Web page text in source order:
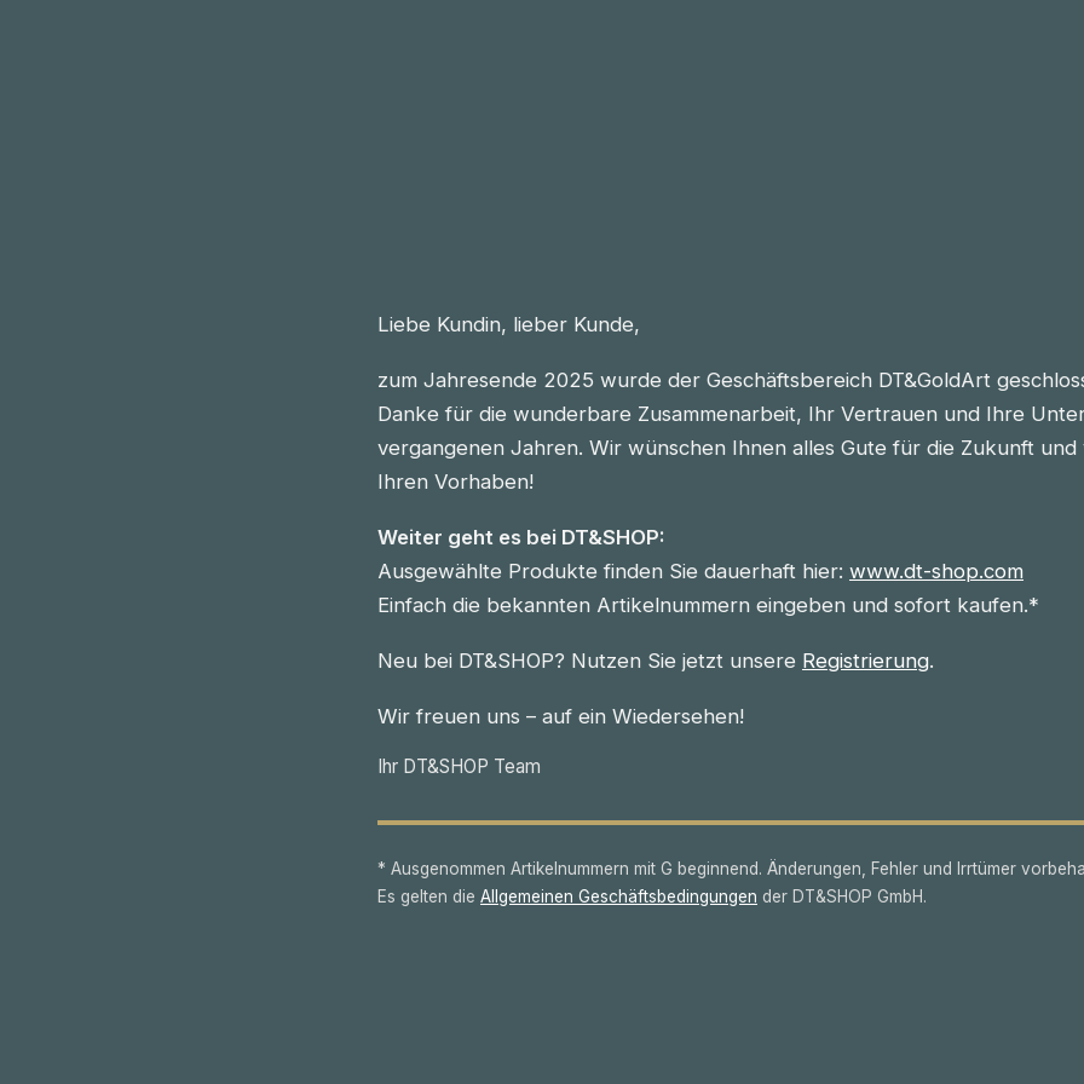
Liebe Kundin, lieber Kunde,
zum Jahresende 2025 wurde der Geschäftsbereich DT&GoldArt
Danke für die wunderbare Zusammenarbeit, Ihr Vertrauen und Ihre
vergangenen Jahren. Wir wünschen Ihnen alles Gute für die Zukunft und
Ihren Vorhaben!
Weiter geht es bei DT&SHOP:
Ausgewählte Produkte finden Sie dauerhaft hier: www.dt-shop.com
Einfach die bekannten Artikelnummern eingeben und sofort kaufen.*
Neu bei DT&SHOP? Nutzen Sie jetzt unsere Registrierung.
Wir freuen uns – auf ein Wiedersehen!
Ihr DT&SHOP Team
* Ausgenommen Artikelnummern mit G beginnend. Änderungen, Fehler und Irrtümer
Es gelten die Allgemeinen Geschäftsbedingungen der DT&SHOP GmbH.